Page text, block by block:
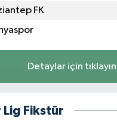
FK
Detaylar için tıklayın
Lig Fikstür